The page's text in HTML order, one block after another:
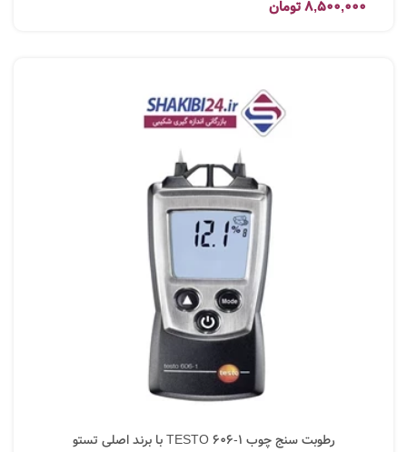
8,500,000تومان
رطوبت سنج چوب TESTO 606-1 با برند اصلی تستو